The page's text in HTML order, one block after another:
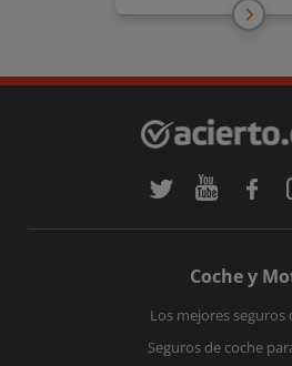
Coche y
Los mejores seguros
Seguros de coche